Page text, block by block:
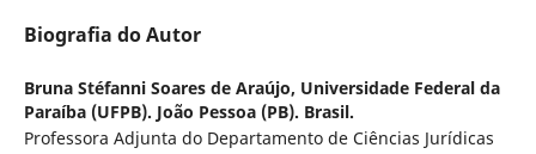
Biografia do Autor
Bruna Stéfanni Soares de Araújo, Universidade Federal da
Paraíba (UFPB). João Pessoa (PB). Brasil.
Professora Adjunta do Departamento de Ciências Jurídicas